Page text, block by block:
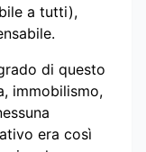
a tutti),
di questo
immobilismo,
era così